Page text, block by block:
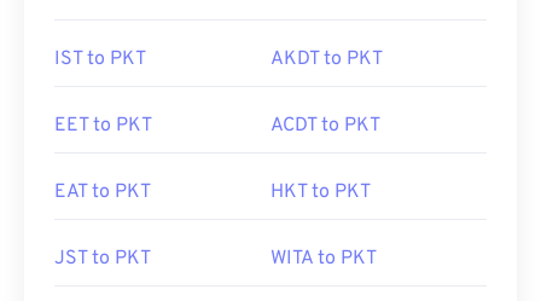
IST to PKT AKDT to PKT
EET to PKT ACDT to PKT
EAT to PKT HKT to PKT
JST to PKT WITA to PKT